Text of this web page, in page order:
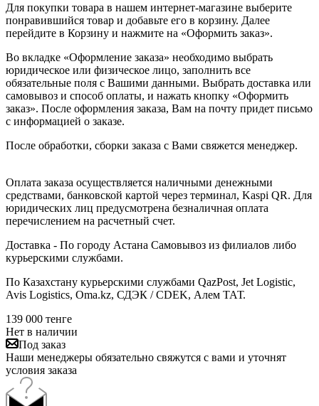
Для покупки товара в нашем интернет-магазине выберите
понравившийся товар и добавьте его в корзину. Далее
перейдите в Корзину и нажмите на «Оформить заказ».
Во вкладке «Оформление заказа» необходимо выбрать
юридическое или физическое лицо, заполнить все
обязательные поля с Вашими данными. Выбрать доставка или
самовывоз и способ оплаты, и нажать кнопку «Оформить
заказ». После оформления заказа, Вам на почту придет письмо
с информацией о заказе.
После обработки, сборки заказа с Вами свяжется менеджер.
Оплата заказа осуществляется наличными денежными
средствами, банковской картой через терминал, Kaspi QR. Для
юридических лиц предусмотрена безналичная оплата
перечислением на расчетный счет.
Доставка - По городу Астана Самовывоз из филиалов либо
курьерскими службами.
По Казахстану курьерскими службами QazPost, Jet Logistic,
Avis Logistics, Oma.kz, СДЭК / CDEK, Алем ТАТ.
139 000 тенге
Нет в наличии
Под заказ
Наши менеджеры обязательно свяжутся с вами и уточнят
условия заказа